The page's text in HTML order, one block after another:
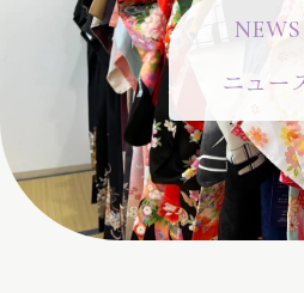
NEWS
ニュー